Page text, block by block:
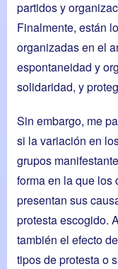
partidos y
Finalmente, están
organizadas en el
espontaneidad y
solidaridad, y
Sin embargo, me
si la variación en
grupos
forma en la que los
presentan sus
protesta escogido.
también el efecto
tipos de protesta o